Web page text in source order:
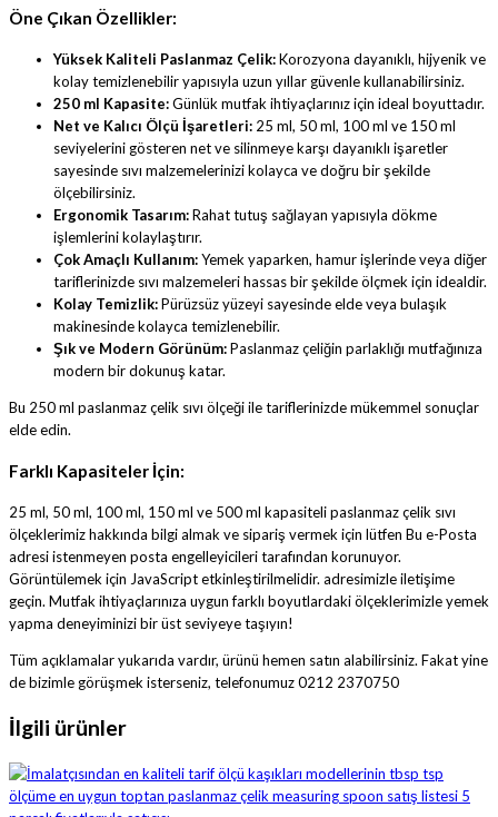
Öne Çıkan Özellikler:
Yüksek Kaliteli Paslanmaz Çelik:Korozyona dayanıklı, hijyenik ve
kolay temizlenebilir yapısıyla uzun yıllar güvenle kullanabilirsiniz.
250 ml Kapasite:Günlük mutfak ihtiyaçlarınız için ideal boyuttadır.
Net ve Kalıcı Ölçü İşaretleri: 25 ml, 50 ml, 100 ml ve 150 ml
seviyelerini gösteren net ve silinmeye karşı dayanıklı işaretler
sayesinde sıvı malzemelerinizi kolayca ve doğru bir şekilde
ölçebilirsiniz.
Ergonomik Tasarım:Rahat tutuş sağlayan yapısıyla dökme
işlemlerini kolaylaştırır.
Çok Amaçlı Kullanım:Yemek yaparken, hamur işlerinde veya diğer
tariflerinizde sıvı malzemeleri hassas bir şekilde ölçmek için idealdir.
Kolay Temizlik:Pürüzsüz yüzeyi sayesinde elde veya bulaşık
makinesinde kolayca temizlenebilir.
Şık ve Modern Görünüm:Paslanmaz çeliğin parlaklığı mutfağınıza
modern bir dokunuş katar.
Bu 250 ml paslanmaz çelik sıvı ölçeği ile tariflerinizde mükemmel sonuçlar
elde edin.
Farklı Kapasiteler İçin:
25 ml, 50 ml, 100 ml, 150 ml ve 500 ml kapasiteli paslanmaz çelik sıvı
ölçeklerimiz hakkında bilgi almak ve sipariş vermek için lütfen Bu e-Posta
adresi istenmeyen posta engelleyicileri tarafından korunuyor.
Görüntülemek için JavaScript etkinleştirilmelidir. adresimizle iletişime
geçin. Mutfak ihtiyaçlarınıza uygun farklı boyutlardaki ölçeklerimizle yemek
yapma deneyiminizi bir üst seviyeye taşıyın!
Tüm açıklamalar yukarıda vardır, ürünü hemen satın alabilirsiniz. Fakat yine
de bizimle görüşmek isterseniz, telefonumuz 0212 2370750
İlgili ürünler